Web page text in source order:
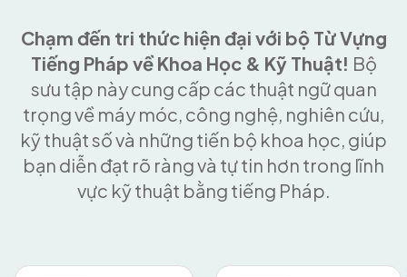
Chạm đến tri thức hiện đại với bộ Từ Vựng
Tiếng Pháp về Khoa Học & Kỹ Thuật! Bộ
sưu tập này cung cấp các thuật ngữ quan
trọng về máy móc, công nghệ, nghiên cứu,
kỹ thuật số và những tiến bộ khoa học, giúp
bạn diễn đạt rõ ràng và tự tin hơn trong lĩnh
vực kỹ thuật bằng tiếng Pháp.